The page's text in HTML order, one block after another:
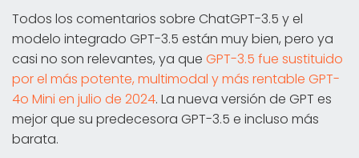
Todos los comentarios sobre ChatGPT-3.5 y el
modelo integrado GPT-3.5 están muy bien, pero ya
casi no son relevantes, ya que GPT-3.5 fue sustituido
por el más potente, multimodal y más rentable GPT-
4o Mini en julio de 2024. La nueva versión de GPT es
mejor que su predecesora GPT-3.5 e incluso más
barata.